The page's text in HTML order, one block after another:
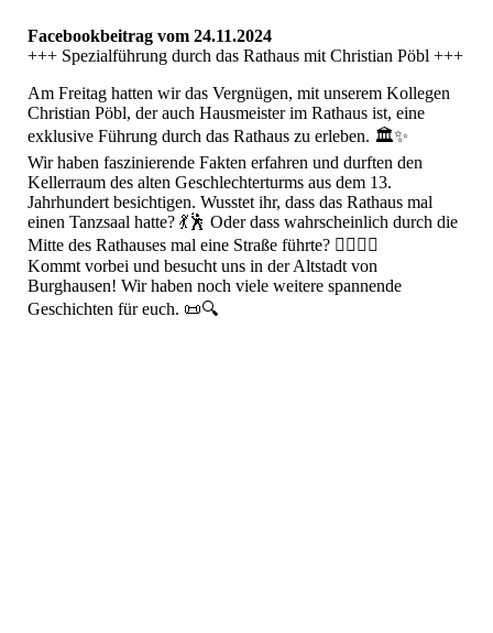
Facebookbeitrag vom 24.11.2024
+++ Spezialführung durch das Rathaus mit Christian Pöbl +++
Am Freitag hatten wir das Vergnügen, mit unserem Kollegen
Christian Pöbl, der auch Hausmeister im Rathaus ist, eine
exklusive Führung durch das Rathaus zu erleben. 🏛️✨
Wir haben faszinierende Fakten erfahren und durften den
Kellerraum des alten Geschlechterturms aus dem 13.
Jahrhundert besichtigen. Wusstet ihr, dass das Rathaus mal
einen Tanzsaal hatte? 💃🕺 Oder dass wahrscheinlich durch die
Mitte des Rathauses mal eine Straße führte? 🚶‍♂️🚶‍♀️
Kommt vorbei und besucht uns in der Altstadt von
Burghausen! Wir haben noch viele weitere spannende
Geschichten für euch. 📜🔍